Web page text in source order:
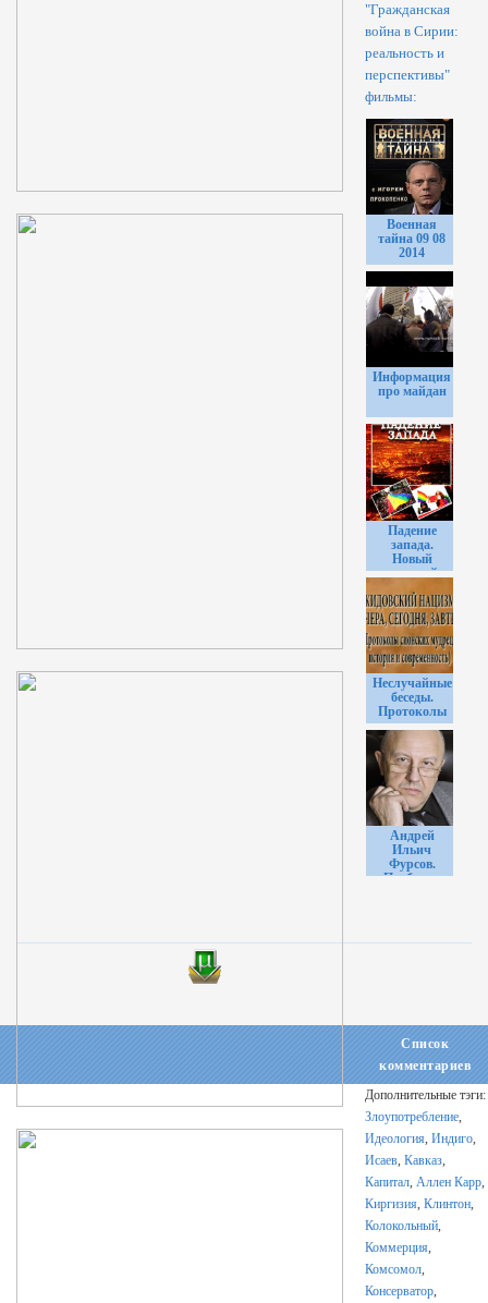
"Гражданская
война в Сирии:
реальность и
перспективы"
фильмы:
Военная
тайна 09 08
2014
Информация
про майдан
Падение
запада.
Новый
мировой
"педопорядок"
Неслучайные
беседы.
Протоколы
сионских
мудрецов.
История и
современность
Андрей
Ильич
Фурсов.
Подборка
Список
комментариев
Дополнительные тэги:
Злоупотребление,
Идеология, Индиго,
Исаев, Кавказ,
Капитал, Аллен Карр,
Киргизия, Клинтон,
Колокольный,
Коммерция,
Комсомол,
Консерватор,